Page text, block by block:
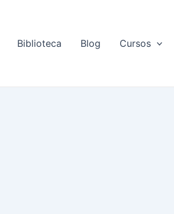
Biblioteca Blog Cursos